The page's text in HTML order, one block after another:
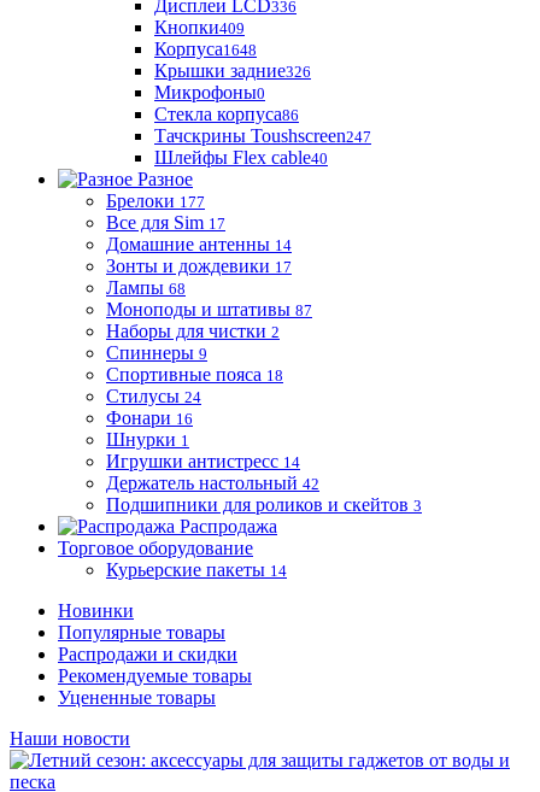
Дисплеи LCD336
Кнопки409
Корпуса1648
Крышки задние326
Микрофоны0
Стекла корпуса86
Тачскрины Toushscreen247
Шлейфы Flex cable40
Разное
Брелоки 177
Все для Sim 17
Домашние антенны 14
Зонты и дождевики 17
Лампы 68
Моноподы и штативы 87
Наборы для чистки 2
Спиннеры 9
Спортивные пояса 18
Стилусы 24
Фонари 16
Шнурки 1
Игрушки антистресс 14
Держатель настольный 42
Подшипники для роликов и скейтов 3
Распродажа
Торговое оборудование
Курьерские пакеты 14
Новинки
Популярные товары
Распродажи и скидки
Рекомендуемые товары
Уцененные товары
Наши новости